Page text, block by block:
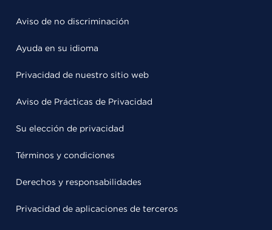
Aviso de no discriminación
Ayuda en su idioma
Privacidad de nuestro sitio web
Aviso de Prácticas de Privacidad
Su elección de privacidad
Términos y condiciones
Derechos y responsabilidades
Privacidad de aplicaciones de terceros